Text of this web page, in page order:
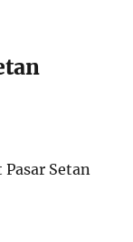
Setan